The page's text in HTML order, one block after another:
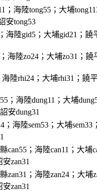
；海陸tong55；大埔
安tong53
海陸gid5；大埔gid21；饒
海陸zo24；大埔zo31；饒
海陸rhi24；大埔rhi31；饒
；海陸dung11；大埔
安dung31
；海陸sem53；大埔sem33
can55；海陸can11；大埔
zan31
縣zan31；海陸zan24；大埔
zan31